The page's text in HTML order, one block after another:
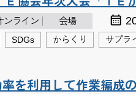
ンライン 会場
SDGs からくり サプラ
を利用して作業編成